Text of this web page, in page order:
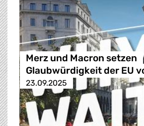
Merz und Macron setzen
Glaubwürdigkeit der EU
23.09.2025